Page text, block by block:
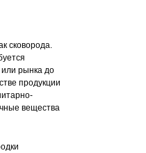
сковорода.
или рынка до
продукции
вещества